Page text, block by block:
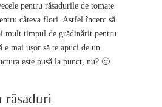
pentru răsadurile de tomate
câteva flori. Astfel încerc să
mult timpul de grădinărit pentru
e mai ușor să te apuci de un
este pusă la punct, nu? 🙂
răsaduri